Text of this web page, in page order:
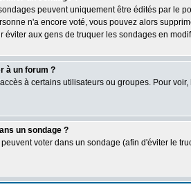
peuvent uniquement être édités par le
n'a encore voté, vous pouvez alors
éviter aux gens de truquer les sondages en
à un forum ?
à certains utilisateurs ou groupes. Pour
un sondage ?
voter dans un sondage (afin d'éviter le